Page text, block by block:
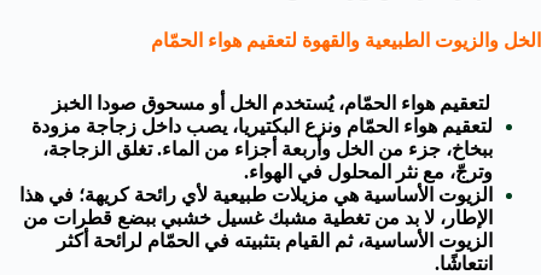
الخل والزيوت الطبيعية والقهوة لتعقيم هواء الحمّام
لتعقيم هواء الحمّام، يُستخدم الخل أو مسحوق صودا الخبز
لتعقيم هواء الحمّام ونزع البكتيريا، يصب داخل زجاجة مزودة
ببخاخ، جزء من الخل وأربعة أجزاء من الماء. تغلق الزجاجة،
وترجّ، مع نثر المحلول في الهواء.
الزيوت الأساسية هي مزيلات طبيعية لأي رائحة كريهة؛ في هذا
الإطار، لا بد من تغطية مشبك غسيل خشبي ببضع قطرات من
الزيوت الأساسية، ثم القيام بتثبيته في الحمّام لرائحة أكثر
انتعاشًا.